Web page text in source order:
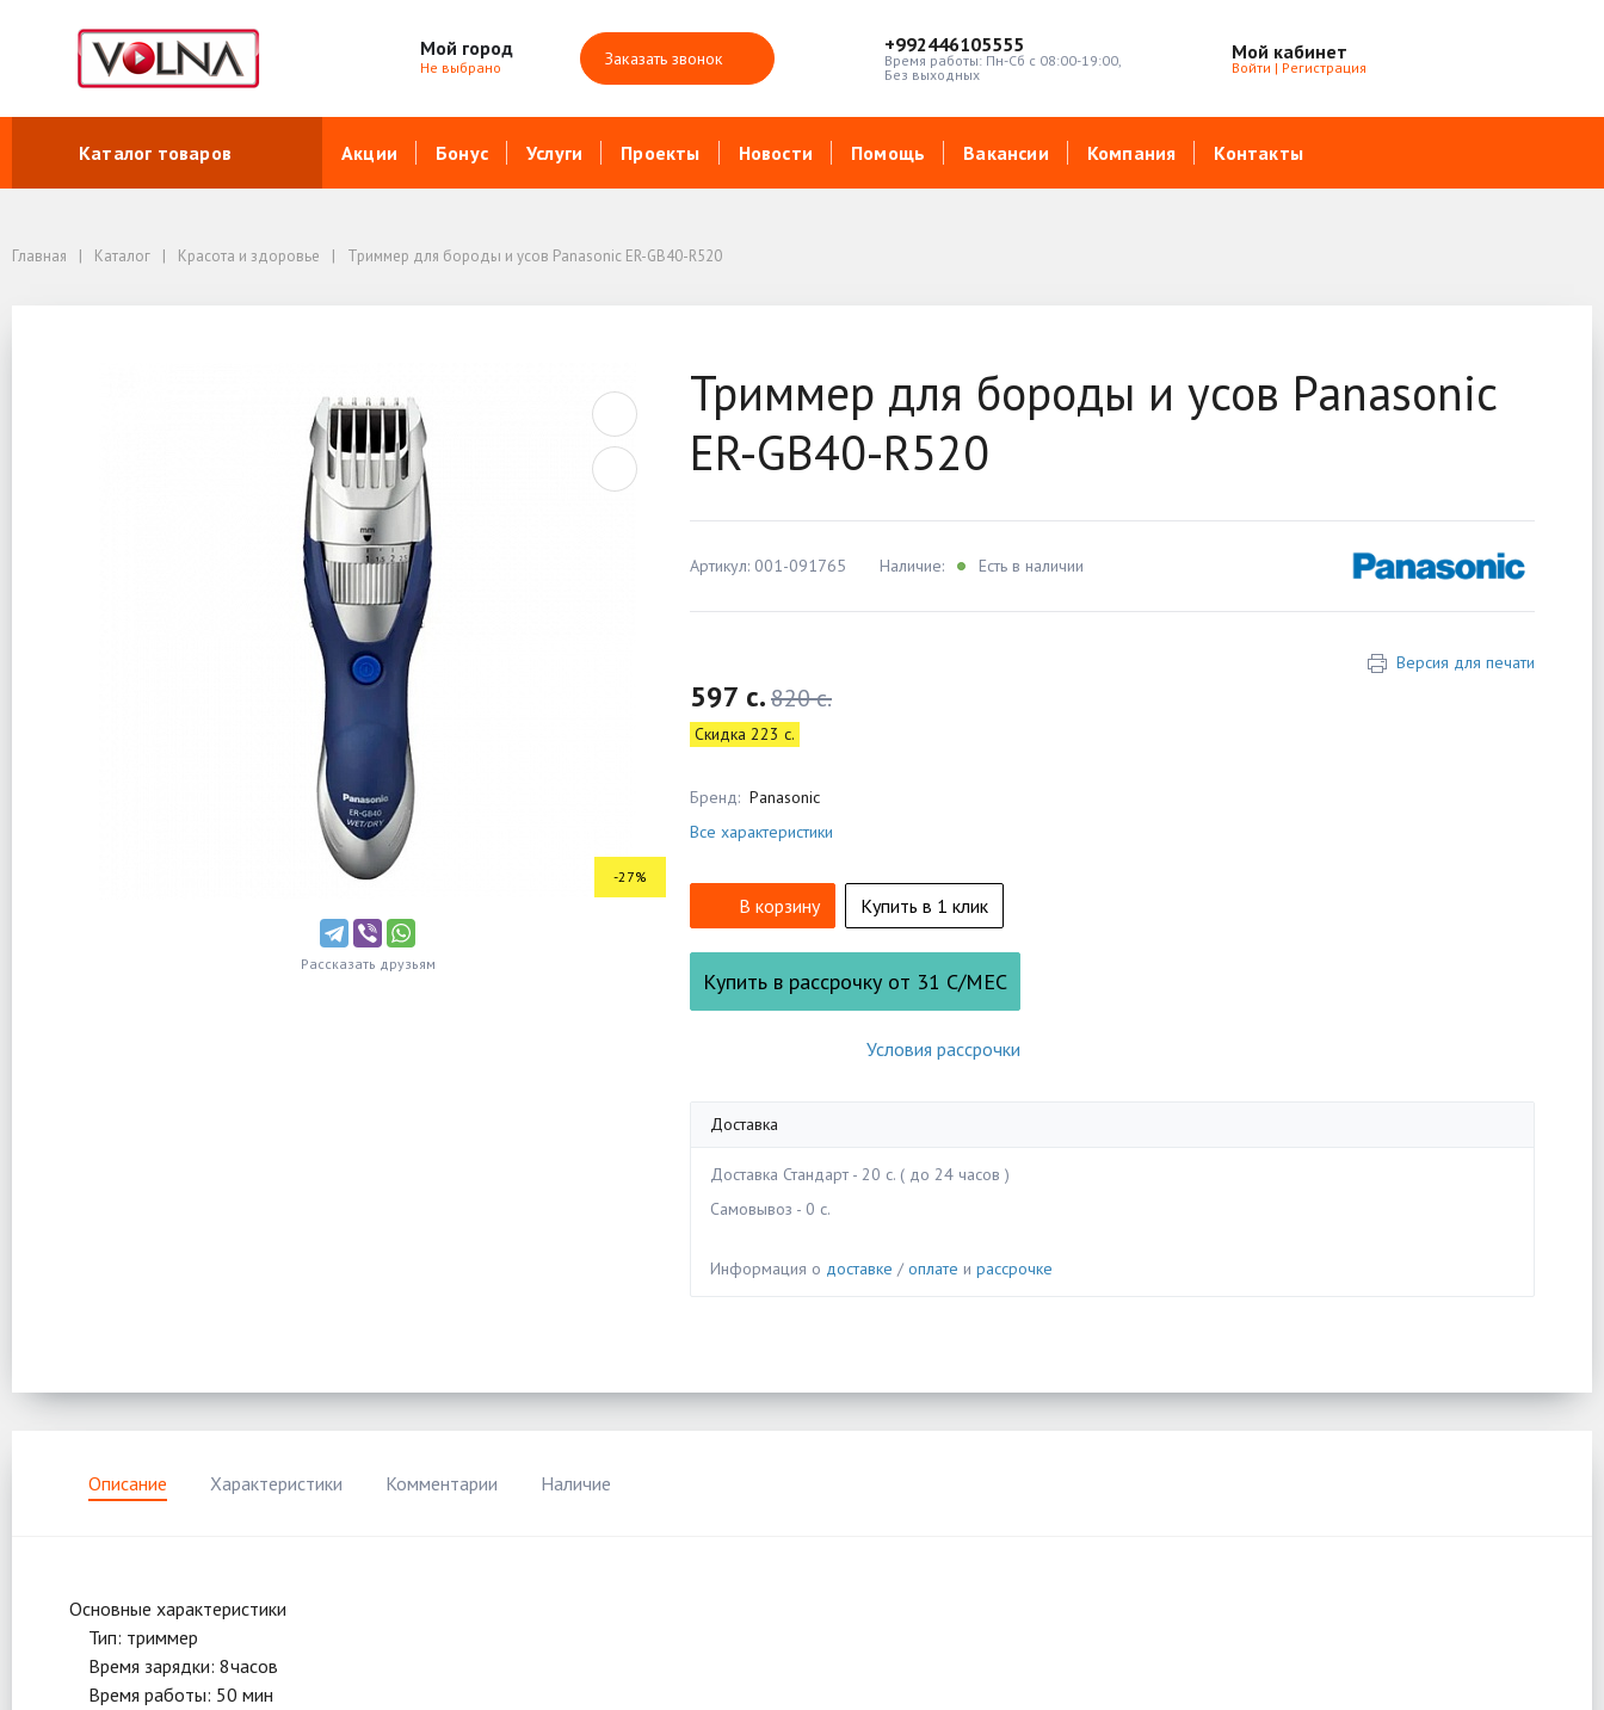
Мой город
Не выбрано Заказать звонок
+992446105555
Время работы: Пн-Сб с 08:00-19:00,
Без выходных
Мой кабинет
Войти | Регистрация
Каталог товаров Акции Бонус Услуги Проекты Новости Помощь Вакансии Компания Контакты
Главная Каталог Красота и здоровье Триммер для бороды и усов Panasonic ER-GB40-R520
-27%
Рассказать друзьям
Триммер для бороды и усов Panasonic
ER-GB40-R520
Артикул: 001-091765 Наличие: Есть в наличии
Версия для печати
597 c.820 c.
Скидка 223 c.
Бренд: Panasonic
Все характеристики
В корзину Купить в 1 клик
Купить в рассрочку от 31 С/МЕС
Условия рассрочки
Доставка
Доставка Стандарт - 20 c. ( до 24 часов )
Самовывоз - 0 c.
Информация о доставке /оплате и рассрочке
Описание Характеристики Комментарии Наличие
Основные характеристики
Тип: триммер
Время зарядки: 8часов
Время работы: 50 мин